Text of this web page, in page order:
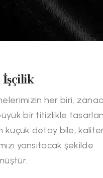
İşçilik
her biri,
bir titizlikle
küçük detay bile,
yansıtacak şekilde